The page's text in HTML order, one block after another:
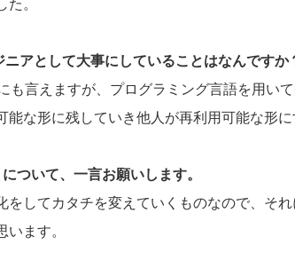
アとして大事にしていることはなんですか
も言えますが、プログラミング言語を用い
能な形に残していき他人が再利用可能な形に
ついて、一言お願いします。
をしてカタチを変えていくものなので、そ
ます。